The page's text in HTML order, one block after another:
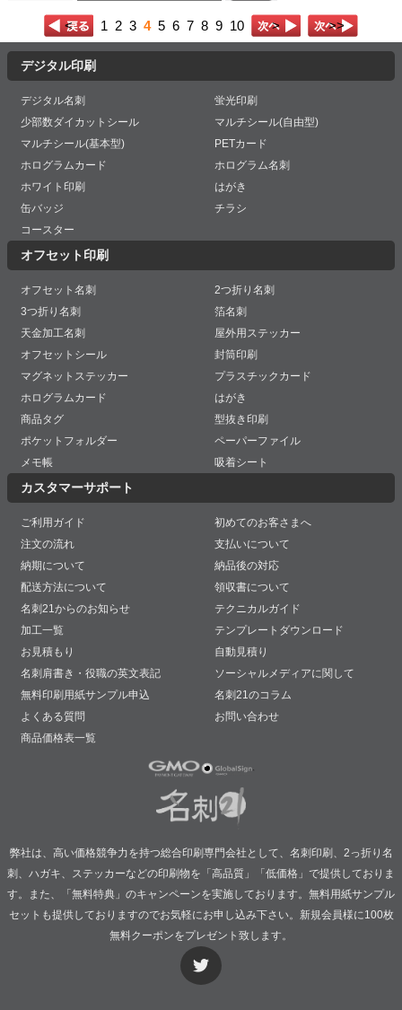
< 1 2 3 4 5 6 7 8 9 10 > >>
デジタル印刷
デジタル名刺
蛍光印刷
少部数ダイカットシール
マルチシール(自由型)
マルチシール(基本型)
PETカード
ホログラムカード
ホログラム名刺
ホワイト印刷
はがき
缶バッジ
チラシ
コースター
オフセット印刷
オフセット名刺
2つ折り名刺
3つ折り名刺
箔名刺
天金加工名刺
屋外用ステッカー
オフセットシール
封筒印刷
マグネットステッカー
プラスチックカード
ホログラムカード
はがき
商品タグ
型抜き印刷
ポケットフォルダー
ペーパーファイル
メモ帳
吸着シート
カスタマーサポート
ご利用ガイド
初めてのお客さまへ
注文の流れ
支払いについて
納期について
納品後の対応
配送方法について
領収書について
名刺21からのお知らせ
テクニカルガイド
加工一覧
テンプレートダウンロード
お見積もり
自動見積り
名刺肩書き・役職の英文表記
ソーシャルメディアに関して
無料印刷用紙サンプル申込
名刺21のコラム
よくある質問
お問い合わせ
商品価格表一覧
弊社は、高い価格競争力を持つ総合印刷専門会社として、名刺印刷、2っ折り名
刺、ハガキ、ステッカーなどの印刷物を「高品質」「低価格」で提供しておりま
す。また、「無料特典」のキャンペーンを実施しております。無料用紙サンプル
セットも提供しておりますのでお気軽にお申し込み下さい。新規会員様に100枚
無料クーポンをプレゼント致します。